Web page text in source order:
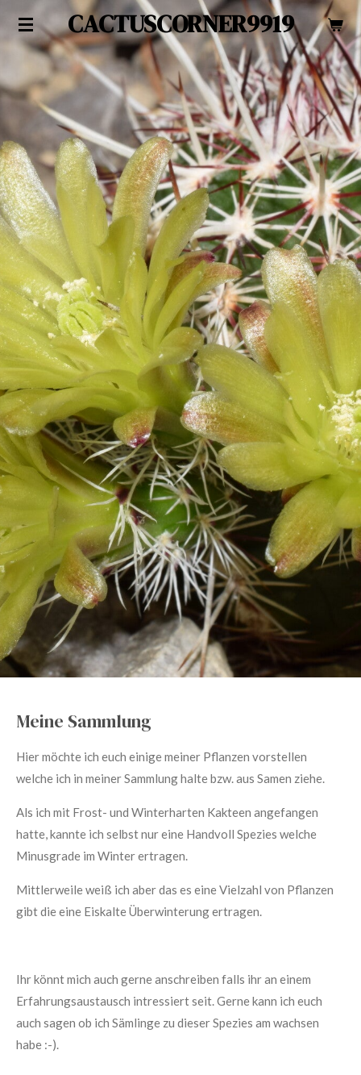
Zum
Hauptinhalt
springen
CACTUSCORNER9919
Meine Sammlung
Hier möchte ich euch einige meiner Pflanzen vorstellen
welche ich in meiner Sammlung halte bzw. aus Samen ziehe.
Als ich mit Frost- und Winterharten Kakteen angefangen
hatte, kannte ich selbst nur eine Handvoll Spezies welche
Minusgrade im Winter ertragen.
Mittlerweile weiß ich aber das es eine Vielzahl von Pflanzen
gibt die eine Eiskalte Überwinterung ertragen.
Ihr könnt mich auch gerne anschreiben falls ihr an einem
Erfahrungsaustausch intressiert seit. Gerne kann ich euch
auch sagen ob ich Sämlinge zu dieser Spezies am wachsen
habe :-).